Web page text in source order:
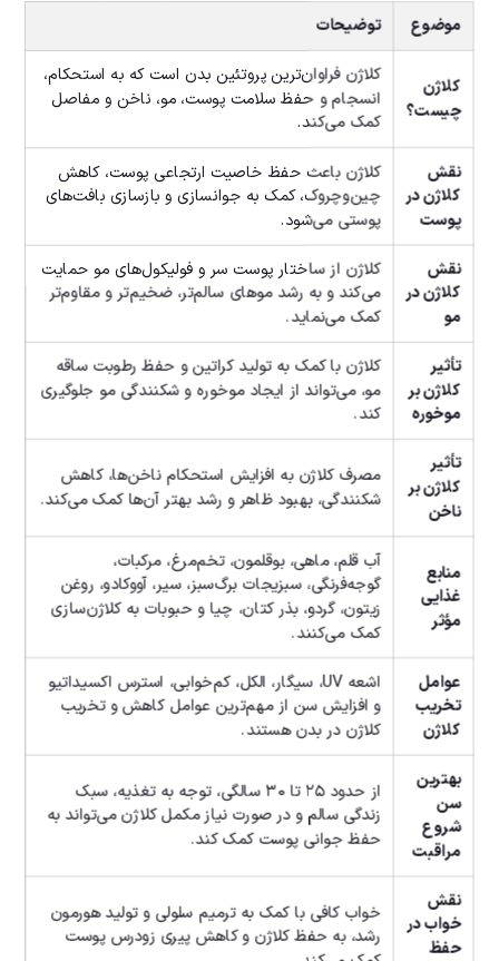
موضوع توضیحات
کلاژن
چیست؟
کلاژن فراوان‌ترین پروتئین بدن است که به استحکام،
انسجام و حفظ سلامت پوست، مو، ناخن و مفاصل
کمک می‌کند.
نقش
کلاژن در
پوست
کلاژن باعث حفظ خاصیت ارتجاعی پوست، کاهش
چین‌وچروک، کمک به جوانسازی و بازسازی بافت‌های
پوستی می‌شود.
نقش
کلاژن در
مو
کلاژن از ساختار پوست سر و فولیکول‌های مو حمایت
می‌کند و به رشد موهای سالم‌تر، ضخیم‌تر و مقاوم‌تر
کمک می‌نماید.
تأثیر
کلاژن بر
موخوره
کلاژن با کمک به تولید کراتین و حفظ رطوبت ساقه
مو، می‌تواند از ایجاد موخوره و شکنندگی مو جلوگیری
کند.
تأثیر
کلاژن بر
ناخن
مصرف کلاژن به افزایش استحکام ناخن‌ها، کاهش
شکنندگی، بهبود ظاهر و رشد بهتر آن‌ها کمک می‌کند.
منابع
غذایی
مؤثر
آب قلم، ماهی، بوقلمون، تخم‌مرغ، مرکبات،
گوجه‌فرنگی، سبزیجات برگ‌سبز، سیر، آووکادو، روغن
زیتون، گردو، بذر کتان، چیا و حبوبات به کلاژن‌سازی
کمک می‌کنند.
عوامل
تخریب
کلاژن
اشعه UV، سیگار، الکل، کم‌خوابی، استرس اکسیداتیو
و افزایش سن از مهم‌ترین عوامل کاهش و تخریب
کلاژن در بدن هستند.
بهترین
سن
شروع
مراقبت
از حدود ۲۵ تا ۳۰ سالگی، توجه به تغذیه، سبک
زندگی سالم و در صورت نیاز مکمل کلاژن می‌تواند به
حفظ جوانی پوست کمک کند.
نقش
خواب در
حفظ
خواب کافی با کمک به ترمیم سلولی و تولید هورمون
رشد، به حفظ کلاژن و کاهش پیری زودرس پوست